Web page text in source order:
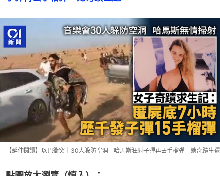
【延伸閱讀】以巴衝突｜30人躲防空洞 哈馬斯狂射子彈再丟手榴彈 她奇蹟生還